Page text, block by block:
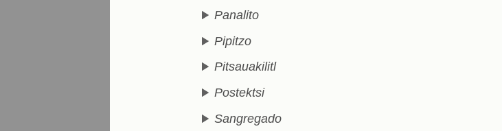
Panalito
Pipitzo
Pitsauakilitl
Postektsi
Sangregado